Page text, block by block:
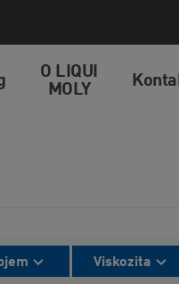
O LIQUI
MOLY
Viskozita